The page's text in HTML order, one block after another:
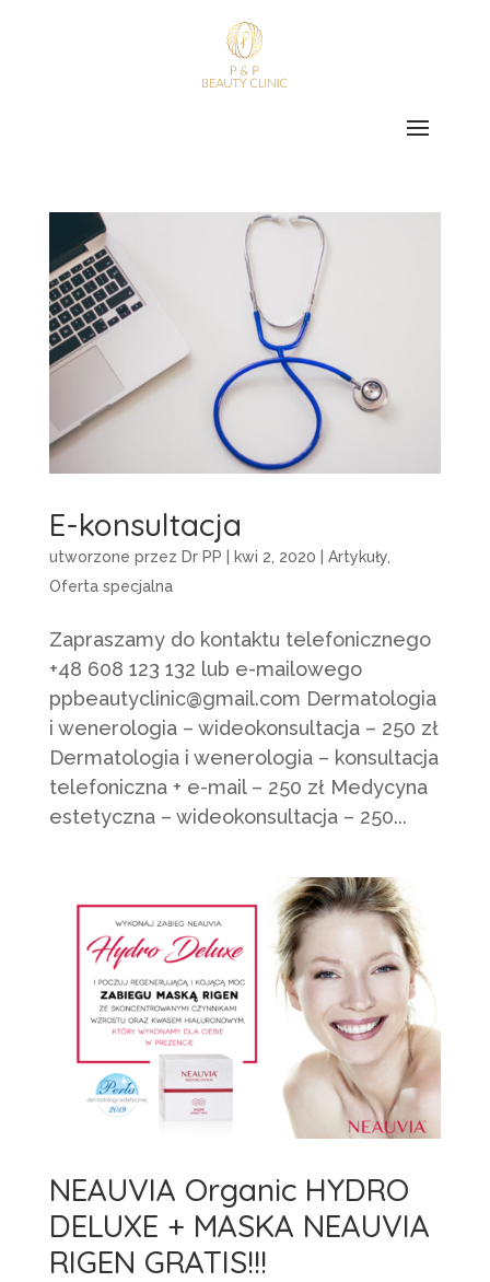
E-konsultacja
utworzone przez Dr PP kwi 2, 2020 Artykuły,
Oferta specjalna
Zapraszamy do kontaktu telefonicznego
+48 608 123 132 lub e-mailowego
ppbeautyclinic@gmail.com Dermatologia
i wenerologia – wideokonsultacja – 250 zł
Dermatologia i wenerologia – konsultacja
telefoniczna + e-mail – 250 zł Medycyna
estetyczna – wideokonsultacja – 250...
NEAUVIA Organic HYDRO
DELUXE + MASKA NEAUVIA
RIGEN GRATIS!!!